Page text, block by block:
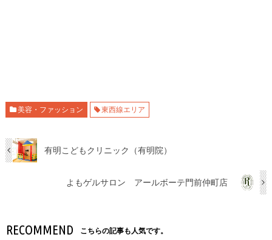
美容・ファッション 東西線エリア
有明こどもクリニック（有明院）
よもゲルサロン アールボーテ門前仲町店
RECOMMEND こちらの記事も人気です。